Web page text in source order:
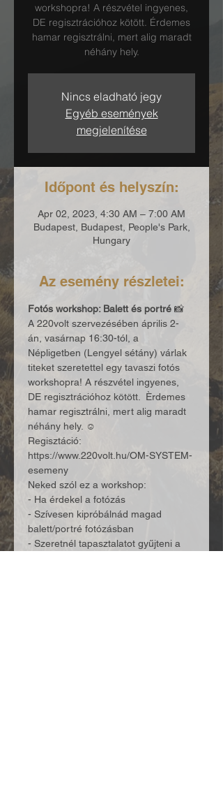
workshopra! A részvétel ingyenes,
DE regisztrációhoz kötött. Érdemes
hamar regisztrálni, mert alig maradt
néhány hely.
Nincs eladható jegy
Egyéb események
megjelenítése
Időpont és helyszín:
Apr 02, 2023, 4:30 AM – 7:00 AM
Budapest, Budapest, People's Park,
Hungary
Az esemény részletei:
Fotós workshop: Balett és portré 📸
A 220volt szervezésében április 2-
án, vasárnap 16:30-tól, a
Népligetben (Lengyel sétány) várlak
titeket szeretettel egy tavaszi fotós
workshopra! A részvétel ingyenes,
DE regisztrációhoz kötött.  Èrdemes
hamar regisztrálni, mert alig maradt
néhány hely. ☺️
Regisztáció:
https://www.220volt.hu/OM-SYSTEM-
esemeny
Neked szól ez a workshop:
- Ha érdekel a fotózás
- Szívesen kipróbálnád magad
balett/portré fotózásban
- Szeretnél tapasztalatot gyűjteni a